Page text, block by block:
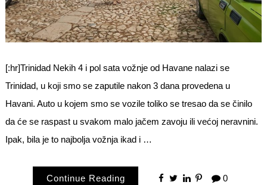
[:hr]Trinidad Nekih 4 i pol sata vožnje od Havane nalazi se
Trinidad, u koji smo se zaputile nakon 3 dana provedena u
Havani. Auto u kojem smo se vozile toliko se tresao da se činilo
da će se raspast u svakom malo jačem zavoju ili većoj neravnini.
Ipak, bila je to najbolja vožnja ikad i …
Continue Reading 0